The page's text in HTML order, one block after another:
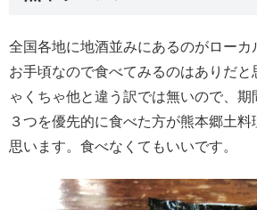
全国各地に地酒並みにあるのがローカ
お手頃なので食べてみるのはありだと
ゃくちゃ他と違う訳では無いので、
３つを優先的に食べた方が熊本郷土料
思います。食べなくてもいいです。